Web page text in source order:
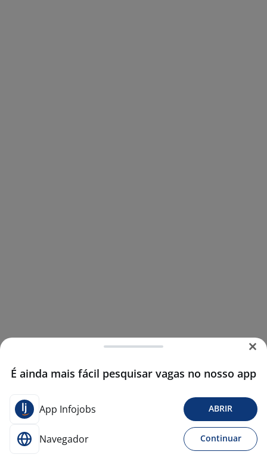
É ainda mais fácil pesquisar vagas no nosso app
App Infojobs ABRIR
Navegador Continuar